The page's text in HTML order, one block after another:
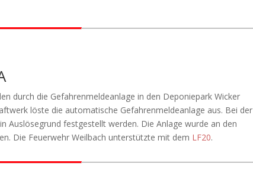
durch die Gefahrenmeldeanlage in den Deponiepark Wicker
löste die automatische Gefahrenmeldeanlage aus. Bei der
Auslösegrund festgestellt werden. Die Anlage wurde an den
Die Feuerwehr Weilbach unterstützte mit dem LF20.